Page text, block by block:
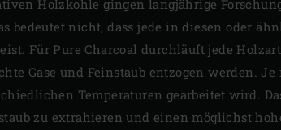
Holzkohle gingen langjährige
bedeutet nicht, dass jede in diesen oder
Für Pure Charcoal durchläuft jede
Gase und Feinstaub entzogen werden.
Temperaturen gearbeitet wird.
zu extrahieren und einen möglichst